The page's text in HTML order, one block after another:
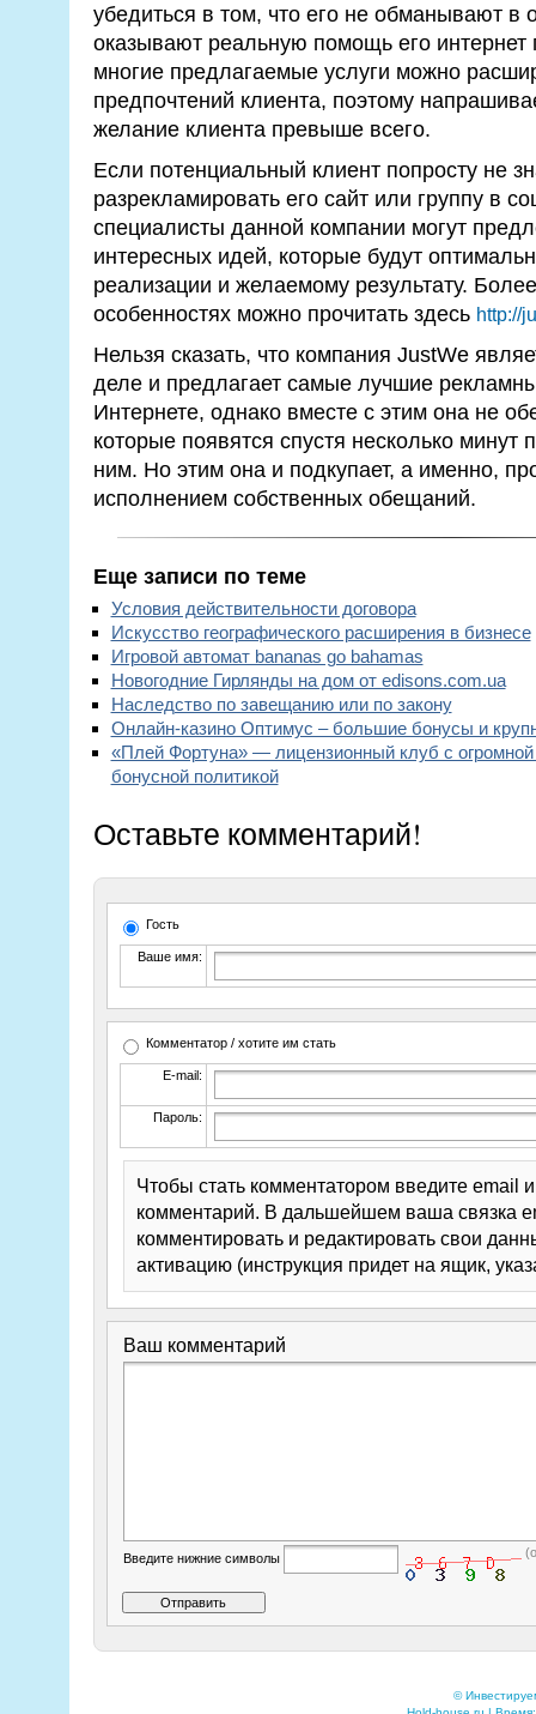
убедиться в том, что его не обманывают в
оказывают реальную помощь его интернет
многие предлагаемые услуги можно
предпочтений клиента, поэтому
желание клиента превыше всего.
Если потенциальный клиент попросту не
разрекламировать его сайт или группу в
специалисты данной компании могут
интересных идей, которые будут
реализации и желаемому результату.
особенностях можно прочитать здесь http://
Нельзя сказать, что компания JustWe
деле и предлагает самые лучшие
Интернете, однако вместе с этим она не
которые появятся спустя несколько
ним. Но этим она и подкупает, а именно,
исполнением собственных обещаний.
Еще записи по теме
Условия действительности договора
Искусство географического расширения в бизнесе
Игровой автомат bananas go bahamas
Новогодние Гирлянды на дом от edisons.com.ua
Наследство по завещанию или по закону
Онлайн-казино Оптимус – большие бонусы и
«Плей Фортуна» — лицензионный клуб с
бонусной политикой
Оставьте комментарий!
Гость
Ваше имя:
Комментатор / хотите им стать
E-mail:
Пароль:
Чтобы стать комментатором введите email
комментарий. В дальшейшем ваша связка
комментировать и редактировать свои
активацию (инструкция придет на ящик,
Ваш комментарий
Введите нижние символы
©